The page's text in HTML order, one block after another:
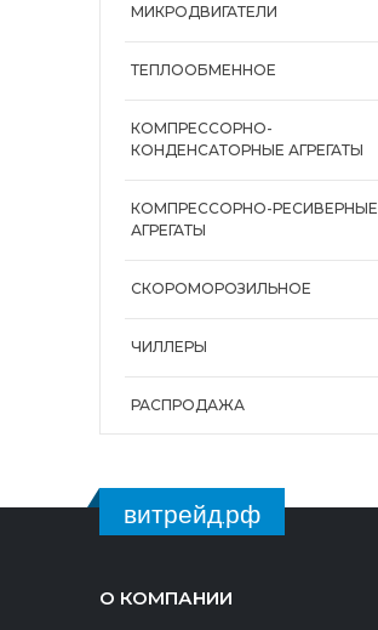
МИКРОДВИГАТЕЛИ
ТЕПЛООБМЕННОЕ
КОМПРЕССОРНО-
КОНДЕНСАТОРНЫЕ АГРЕГАТЫ
КОМПРЕССОРНО-РЕСИВЕРНЫЕ
АГРЕГАТЫ
СКОРОМОРОЗИЛЬНОЕ
ЧИЛЛЕРЫ
РАСПРОДАЖА
витрейд.рф
О КОМПАНИИ